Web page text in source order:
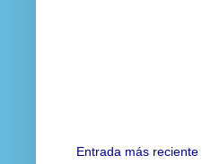
Entrada más reciente